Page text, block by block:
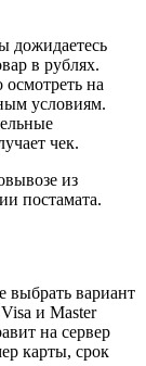
дожидаетесь
в рублях.
на
условиям.
чек.
из
постамата.
выбрать вариант
и Master
на сервер
карты, срок